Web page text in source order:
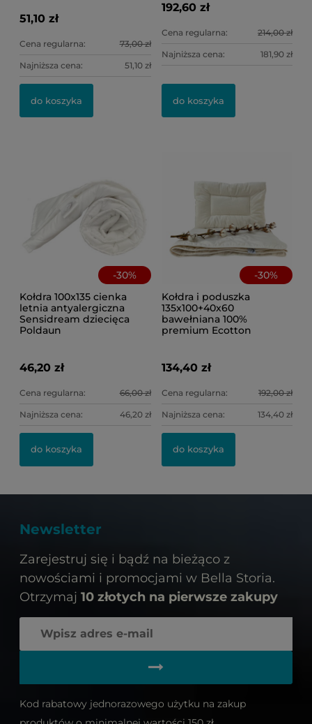
51,10 zł
Cena regularna: 73,00 zł
Najniższa cena: 51,10 zł
do koszyka
192,60 zł
Cena regularna: 214,00 zł
Najniższa cena: 181,90 zł
do koszyka
-30%
Kołdra 100x135 cienka
letnia antyalergiczna
Sensidream dziecięca
Poldaun
46,20 zł
Cena regularna: 66,00 zł
Najniższa cena: 46,20 zł
do koszyka
-30%
Kołdra i poduszka
135x100+40x60
bawełniana 100%
premium Ecotton
134,40 zł
Cena regularna: 192,00 zł
Najniższa cena: 134,40 zł
do koszyka
Newsletter
Zarejestruj się i bądź na bieżąco z
nowościami i promocjami w Bella Storia.
Otrzymaj 10 złotych na pierwsze zakupy
Kod rabatowy jednorazowego użytku na zakup